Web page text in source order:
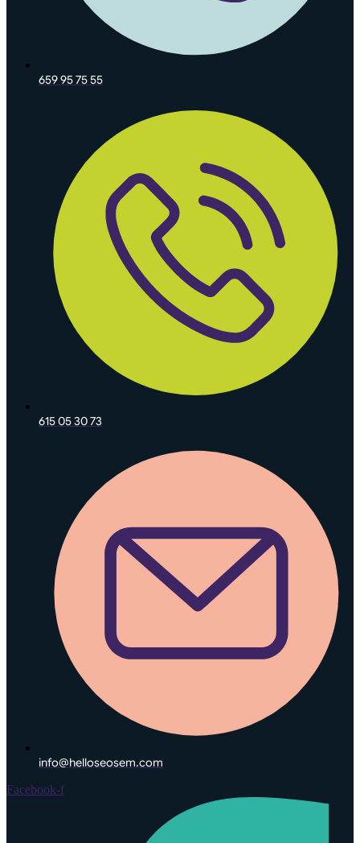
659 95 75 55
615 05 30 73
info@helloseosem.com
Facebook-f